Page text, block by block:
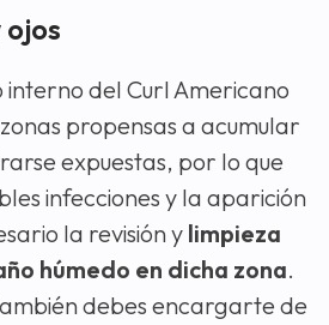
ojos
interno del Curl Americano
propensas a acumular
expuestas, por lo que
infecciones y la aparición
la revisión y limpieza
húmedo en dicha zona.
debes encargarte de